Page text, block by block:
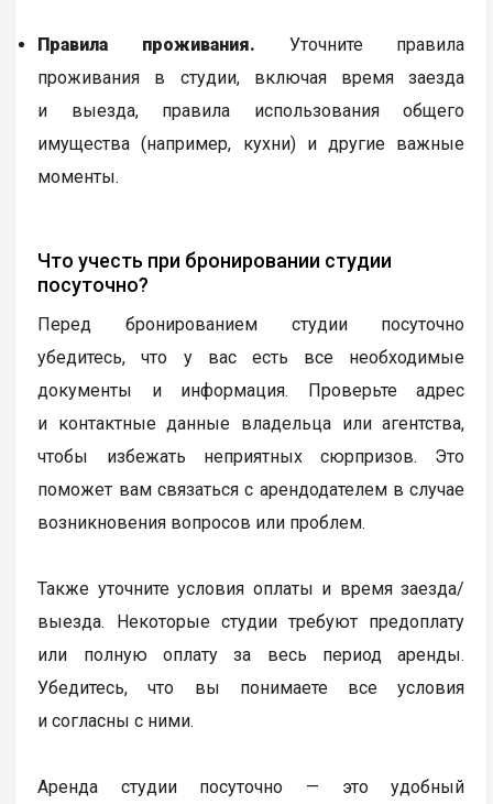
Правила проживания. Уточните правила
проживания в студии, включая время заезда
и выезда, правила использования общего
имущества (например, кухни) и другие важные
моменты.
Что учесть при бронировании студии
посуточно?
Перед бронированием студии посуточно
убедитесь, что у вас есть все необходимые
документы и информация. Проверьте адрес
и контактные данные владельца или агентства,
чтобы избежать неприятных сюрпризов. Это
поможет вам связаться с арендодателем в случае
возникновения вопросов или проблем.
Также уточните условия оплаты и время заезда/
выезда. Некоторые студии требуют предоплату
или полную оплату за весь период аренды.
Убедитесь, что вы понимаете все условия
и согласны с ними.
Аренда студии посуточно — это удобный